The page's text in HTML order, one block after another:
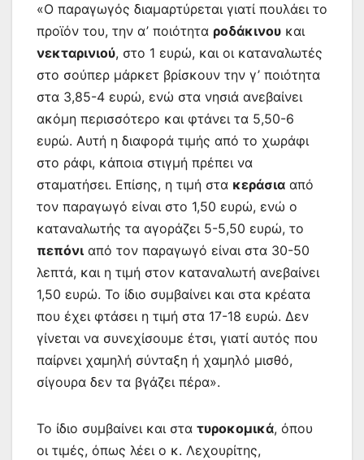
«Ο παραγωγός διαμαρτύρεται γιατί πουλάει το
προϊόν του, την α’ ποιότητα ροδάκινου και
νεκταρινιού, στο 1 ευρώ, και οι καταναλωτές
στο σούπερ μάρκετ βρίσκουν την γ’ ποιότητα
στα 3,85-4 ευρώ, ενώ στα νησιά ανεβαίνει
ακόμη περισσότερο και φτάνει τα 5,50-6
ευρώ. Αυτή η διαφορά τιμής από το χωράφι
στο ράφι, κάποια στιγμή πρέπει να
σταματήσει. Επίσης, η τιμή στα κεράσια από
τον παραγωγό είναι στο 1,50 ευρώ, ενώ ο
καταναλωτής τα αγοράζει 5-5,50 ευρώ, το
πεπόνι από τον παραγωγό είναι στα 30-50
λεπτά, και η τιμή στον καταναλωτή ανεβαίνει
1,50 ευρώ. Το ίδιο συμβαίνει και στα κρέατα
που έχει φτάσει η τιμή στα 17-18 ευρώ. Δεν
γίνεται να συνεχίσουμε έτσι, γιατί αυτός που
παίρνει χαμηλή σύνταξη ή χαμηλό μισθό,
σίγουρα δεν τα βγάζει πέρα».
Το ίδιο συμβαίνει και στα τυροκομικά, όπου
οι τιμές, όπως λέει ο κ. Λεχουρίτης,